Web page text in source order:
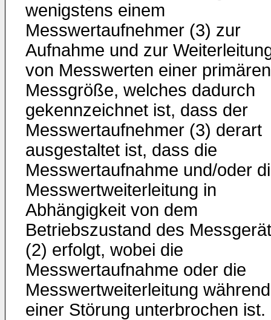
wenigstens einem
Messwertaufnehmer (3) zur
Aufnahme und zur
von Messwerten einer primären
Messgröße, welches dadurch
gekennzeichnet ist, dass der
Messwertaufnehmer (3) derart
ausgestaltet ist, dass die
Messwertaufnahme und/oder
Messwertweiterleitung in
Abhängigkeit von dem
Betriebszustand des
(2) erfolgt, wobei die
Messwertaufnahme oder die
Messwertweiterleitung während
einer Störung unterbrochen ist.